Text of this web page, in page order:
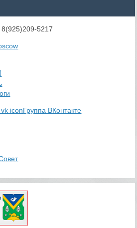
8(925)209-5217
Группа ВКонтакте